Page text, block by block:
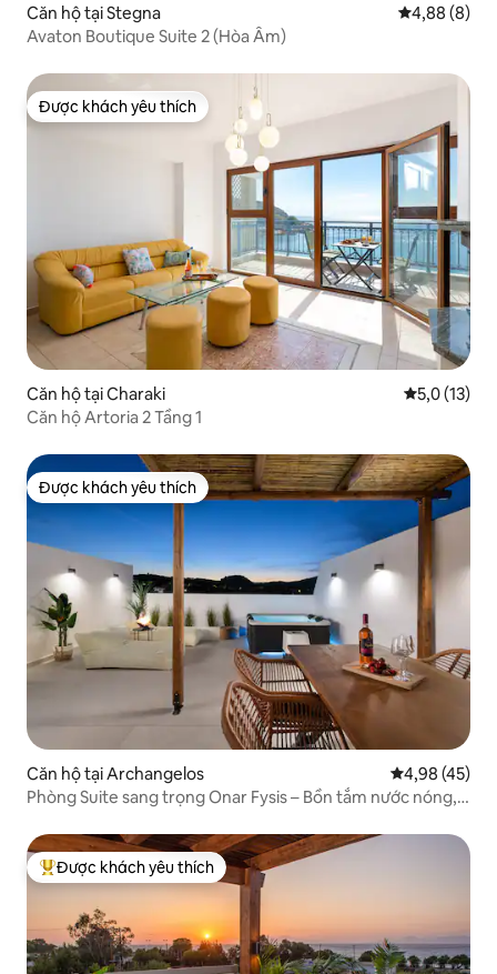
Căn hộ tại Stegna Xếp hạng
4,88 (8)
Avaton Boutique Suite 2 (Hòa Âm)
Được khách yêu thích
Được khách yêu thích
Căn hộ tại Charaki Xếp hạng
5,0 (13)
Căn hộ Artoria 2 Tầng 1
Được khách yêu thích
Được khách yêu thích
Căn hộ tại Archangelos Xếp hạng
4,98 (45)
Phòng Suite sang trọng Onar Fysis – Bồn tắm nước nóng,
Được khách yêu thích nhất
Được khách yêu thích